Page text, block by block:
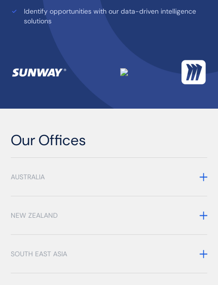
Identify opportunities with our data-driven intelligence
solutions
Our Offices
AUSTRALIA
NEW ZEALAND
SOUTH EAST ASIA